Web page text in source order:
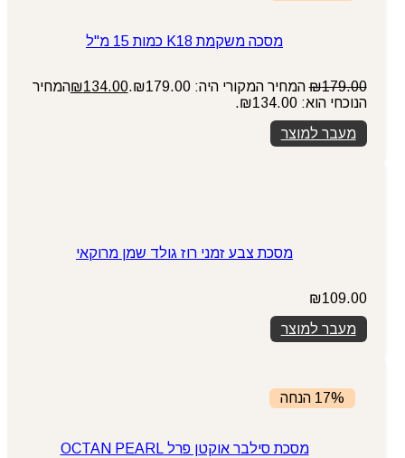
מסכה משקמת K18 כמות 15 מ"ל
₪179.00 המחיר המקורי היה: ₪179.00. ₪134.00
המחיר
הנוכחי הוא: ₪134.00.
מעבר למוצר
מסכת צבע זמני רוז גולד שמן מרוקאי
₪109.00
מעבר למוצר
17% הנחה
מסכת סילבר אוקטן פרל OCTAN PEARL